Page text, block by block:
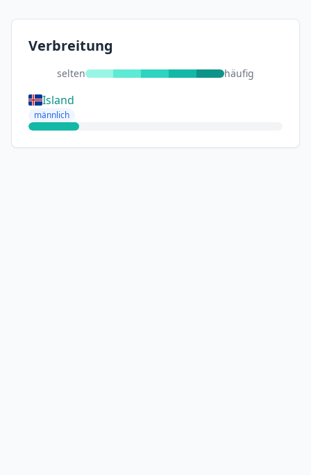
Verbreitung
selten häufig
Island
männlich